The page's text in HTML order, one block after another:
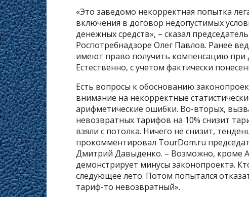
«Это заведомо некорректная попытка
включения в договор недопустимых
денежных средств», – сказал
Роспотребнадзоре Олег Павлов. Ранее
имеют право получить компенсацию при
Естественно, с учетом фактически
Есть вопросы к обоснованию
внимание на некорректные
арифметические ошибки. Во-вторых,
невозвратных тарифов на 10% снизит
взяли с потолка. Ничего не снизит,
прокомментировал TourDom.ru
Дмитрий Давыденко. – Возможно, кроме
демонстрирует минусы законопроекта.
следующее лето. Потом попытался
тариф-то невозвратный».